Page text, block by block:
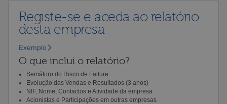
Registe-se e aceda ao relatório
desta empresa
Exemplo
O que inclui o relatório?
Semáforo do Risco de Failure
Evolução das Vendas e Resultados (3 anos)
NIF, Nome, Contactos e Atividade da empresa
Acionistas e Participações em outras empresas